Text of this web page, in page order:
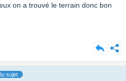
on a trouvé le terrain donc bon
sujet